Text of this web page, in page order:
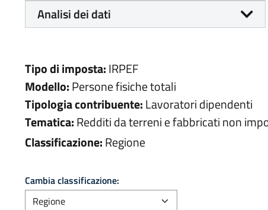
Analisi dei dati
Tipo di imposta:IRPEF
Modello:Persone fisiche totali
Tipologia contribuente:Lavoratori dipendenti
Tematica:Redditi da terreni e fabbricati non
Classificazione:Regione
Cambia classificazione: